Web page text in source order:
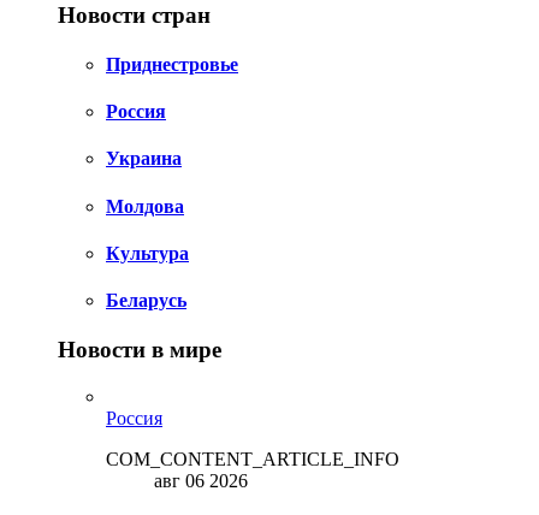
Новости стран
Приднестровье
Россия
Украина
Молдова
Культура
Беларусь
Новости в мире
Россия
COM_CONTENT_ARTICLE_INFO
авг 06 2026